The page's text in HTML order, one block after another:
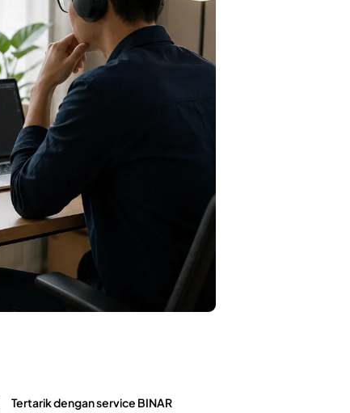
Tertarik dengan service BINAR